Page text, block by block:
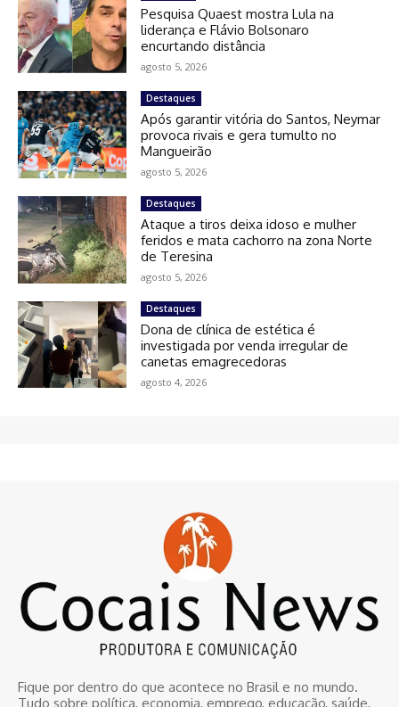
Pesquisa Quaest mostra Lula na
liderança e Flávio Bolsonaro
encurtando distância
agosto 5, 2026
Destaques
Após garantir vitória do Santos, Neymar
provoca rivais e gera tumulto no
Mangueirão
agosto 5, 2026
Destaques
Ataque a tiros deixa idoso e mulher
feridos e mata cachorro na zona Norte
de Teresina
agosto 5, 2026
Destaques
Dona de clínica de estética é
investigada por venda irregular de
canetas emagrecedoras
agosto 4, 2026
Fique por dentro do que acontece no Brasil e no mundo.
Tudo sobre política, economia, emprego, educação, saúde,